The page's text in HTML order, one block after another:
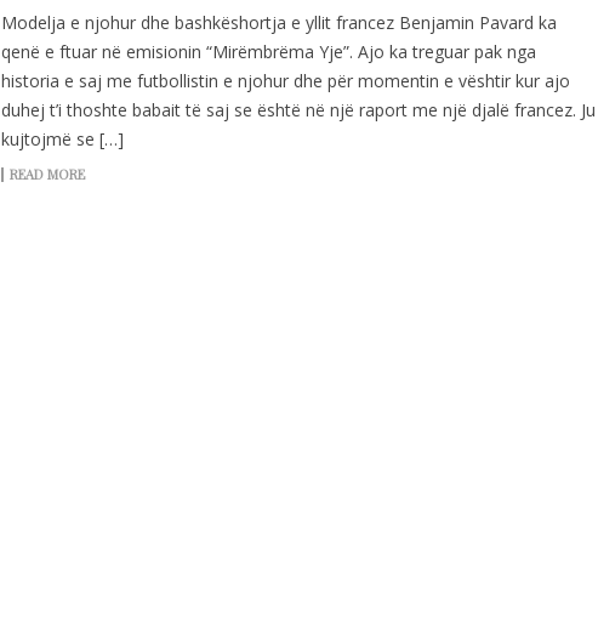
Modelja e njohur dhe bashkëshortja e yllit francez Benjamin Pavard ka
qenë e ftuar në emisionin “Mirëmbrëma Yje”. Ajo ka treguar pak nga
historia e saj me futbollistin e njohur dhe për momentin e vështir kur ajo
duhej t’i thoshte babait të saj se është në një raport me një djalë francez. Ju
kujtojmë se […]
READ MORE